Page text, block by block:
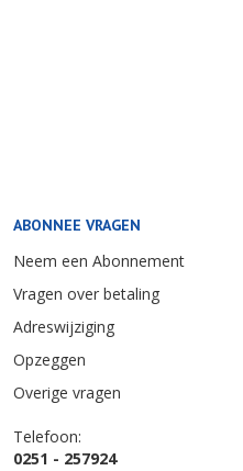
ABONNEE VRAGEN
Neem een Abonnement
Vragen over betaling
Adreswijziging
Opzeggen
Overige vragen
Telefoon:
0251 - 257924